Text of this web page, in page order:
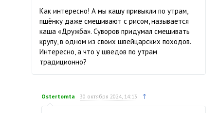
Как интересно! А мы кашу привыкли по утрам,
пшёнку даже смешивают с рисом, называется
каша «Дружба». Суворов придумал смешивать
крупу, в одном из своих швейцарских походов.
Интересно, а что у шведов по утрам
традиционно?
Ostertomta 30 октября 2024, 14:13 ↑